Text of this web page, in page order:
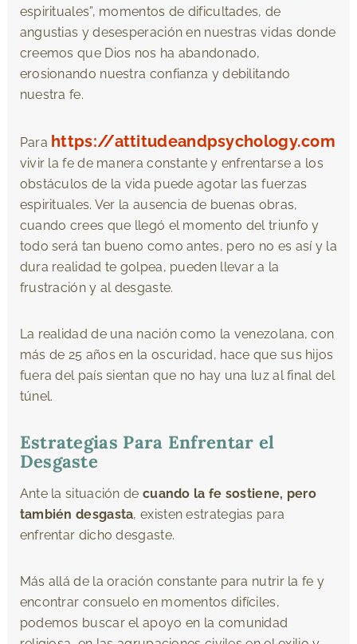
espirituales”, momentos de dificultades, de
angustias y desesperación en nuestras vidas donde
creemos que Dios nos ha abandonado,
erosionando nuestra confianza y debilitando
nuestra fe.
Para https://attitudeandpsychology.com
vivir la fe de manera constante y enfrentarse a los
obstáculos de la vida puede agotar las fuerzas
espirituales. Ver la ausencia de buenas obras,
cuando crees que llegó el momento del triunfo y
todo será tan bueno como antes, pero no es así y la
dura realidad te golpea, pueden llevar a la
frustración y al desgaste.
La realidad de una nación como la venezolana, con
más de 25 años en la oscuridad, hace que sus hijos
fuera del país sientan que no hay una luz al final del
túnel.
Estrategias Para Enfrentar el
Desgaste
Ante la situación de cuando la fe sostiene, pero
también desgasta, existen estrategias para
enfrentar dicho desgaste.
Más allá de la oración constante para nutrir la fe y
encontrar consuelo en momentos difíciles,
podemos buscar el apoyo en la comunidad